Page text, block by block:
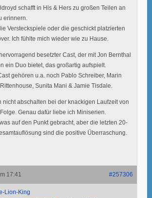
schafft in His & Hers zu großen Teilen an
erinnern.
Versteckspiele oder die geschickt platzierten
Ich fühlte mich wieder wie zu Hause.
besetzter Cast, der mit Jon Bernthal
ein Duo bietet, das großartig aufspielt.
gehören u.a. noch Pablo Schreiber, Marin
Sunita Mani & Jamie Tisdale.
nicht abschalten bei der knackigen Laufzeit von
Genau dafür liebe ich Miniserien.
auf den Punkt gebracht, aber die letzten 20-
sind die positive Überraschung.
17:41 #257306
Lion-King